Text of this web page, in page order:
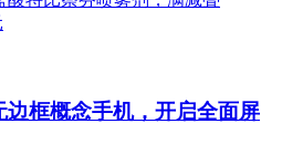
边框概念手机，开启全面屏